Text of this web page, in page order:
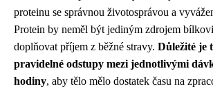
proteinu se správnou životosprávou a
Protein by neměl být jediným zdrojem
doplňovat příjem z běžné stravy. Důležité je
pravidelné odstupy mezi jednotlivými
hodiny, aby tělo mělo dostatek času na